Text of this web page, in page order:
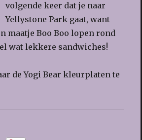
volgende keer dat je naar
Yellystone Park gaat, want
maatje Boo Boo lopen rond
wat lekkere sandwiches!
de Yogi Bear kleurplaten te